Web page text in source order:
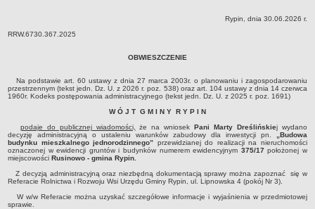
Związki i stowarzyszenia
Realizacja zadań publicznych
Rejestr zbiorów danych osobowych
Rejestr instytucji kultury
RODO Klauzule informacyjne
AKTUALNOŚCI I OGŁOSZENIA
Dane teleadresowe
Tabela informacyjna
Rypin, dnia 30.06.2026 r.
RRW.6730.367.2025
OBWIESZCZENIE
Na podstawie art. 60 ustawy z dnia 27 marca 2003r. o planowaniu i zagospodarowaniu
przestrzennym (tekst jedn. Dz. U. z 2026 r. poz. 538) oraz art. 104 ustawy z dnia 14 czerwca
1960r. Kodeks postępowania administracyjnego (tekst jedn. Dz. U. z 2025 r. poz. 1691)
W Ó J T G M I N Y R Y P I N
podaje do publicznej wiadomości,
że na wniosekPani Marty Dreślińskiej wydano
decyzję administracyjną o ustaleniu warunków zabudowy dla inwestycji pn.
„Budowa
budynku mieszkalnego jednorodzinnego” przewidzianej do realizacji na nieruchomości
oznaczonej w ewidencji gruntów i budynków numerem ewidencyjnym 375/17 położonej w
miejscowościRusinowo - gmina Rypin.
Z decyzją administracyjną oraz niezbędną dokumentacją sprawy można zapoznać się w
Referacie Rolnictwa i Rozwoju Wsi Urzędu Gminy Rypin, ul. Lipnowska 4 (pokój Nr 3).
W w/w Referacie można uzyskać szczegółowe informacje i wyjaśnienia w przedmiotowej
sprawie.